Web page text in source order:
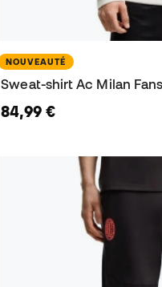
NOUVEAUTÉ
Sweat-shirt Ac Milan
84,99 €